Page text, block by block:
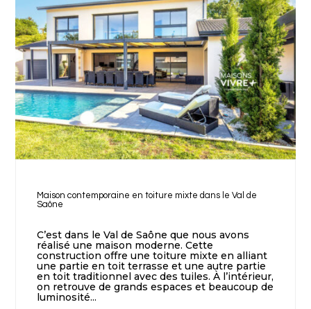
Maison contemporaine en toiture mixte dans le Val de
Saône
C’est dans le Val de Saône que nous avons
réalisé une maison moderne. Cette
construction offre une toiture mixte en alliant
une partie en toit terrasse et une autre partie
en toit traditionnel avec des tuiles. À l’intérieur,
on retrouve de grands espaces et beaucoup de
luminosité...